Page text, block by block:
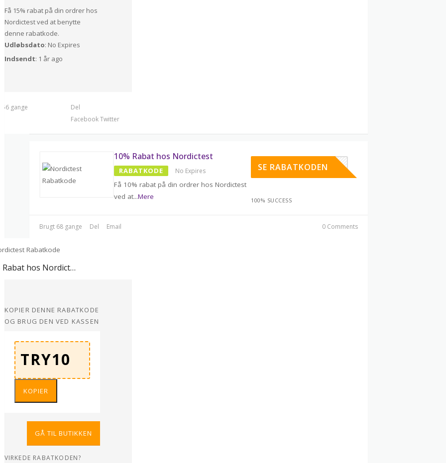
Få 15% rabat på din ordrer hos
Nordictest ved at benytte
denne rabatkode.
Udløbsdato: No Expires
Indsendt: 1 år ago
gange
Del
FacebookTwitter
10% Rabat hos Nordictest
RABATKODE No Expires
Få 10% rabat på din ordrer hos Nordictest
ved at...Mere
TRY10
SE RABATKODEN
100% SUCCESS
Brugt 68 gange Del Email 0 Comments
10% Rabat hos Nordictest
KOPIER DENNE RABATKODE
OG BRUG DEN VED KASSEN
KOPIER
GÅ TIL BUTIKKEN
VIRKEDE RABATKODEN?